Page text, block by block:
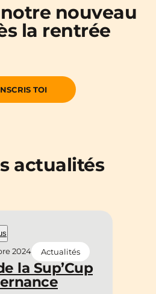
nouveau
la rentrée
TOI
actualités
la Sup’Cup
2024 Actualités